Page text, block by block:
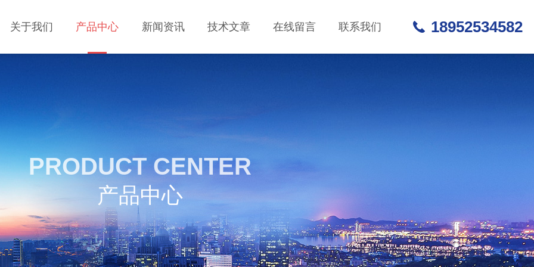
关于我们 产品中心 新闻资讯 技术文章 在线留言 联系我们 18952534582
PRODUCT CENTER
产品中心